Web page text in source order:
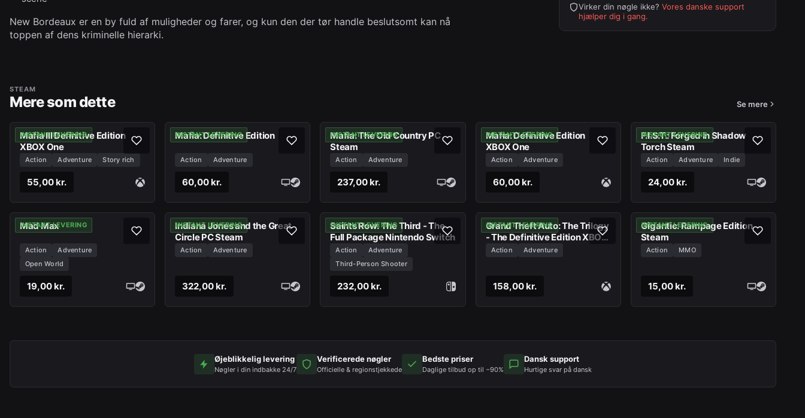
Virker din nøgle ikke? Vores danske support
hjælper dig i gang.
New Bordeaux er en by fuld af muligheder og farer, og kun den der tør handle beslutsomt kan nå
toppen af dens kriminelle hierarki.
STEAM
Mere som dette Se mere
INSTANT LEVERING
Mafia III Definitive Edition
XBOX One
Action Adventure Story rich
55,00 kr.
INSTANT LEVERING
Mafia: Definitive Edition
Action Adventure
60,00 kr.
INSTANT LEVERING
Mafia: The Old Country PC
Steam
Action Adventure
237,00 kr.
INSTANT LEVERING
Mafia: Definitive Edition
XBOX One
Action Adventure
60,00 kr.
INSTANT LEVERING
F.I.S.T.: Forged In Shadow
Torch Steam
Action Adventure Indie
24,00 kr.
INSTANT LEVERING
Mad Max
Action
Adventure
Open World
19,00 kr.
INSTANT LEVERING
Indiana Jones and the Great
Circle PC Steam
Action Adventure
322,00 kr.
INSTANT LEVERING
Saints Row: The Third - The
Full Package Nintendo Switch
Action
Adventure
Third-Person Shooter
232,00 kr.
INSTANT LEVERING
Grand Theft Auto: The Trilogy
- The Definitive Edition XBOX
One
Action Adventure
158,00 kr.
INSTANT LEVERING
Gigantic: Rampage Edition
Steam
Action MMO
15,00 kr.
Øjeblikkelig levering
Nøgler i din indbakke 24/7
Verificerede nøgler
Officielle & regionstjekkede
Bedste priser
Daglige tilbud op til −90%
Dansk support
Hurtige svar på dansk